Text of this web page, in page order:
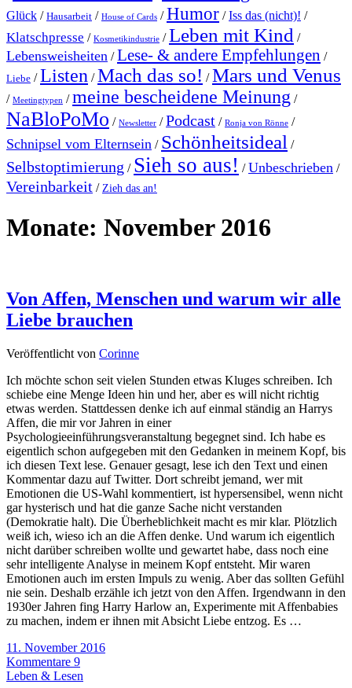
Glück / Hausarbeit / House of Cards /Humor /Iss das (nicht)! /
Klatschpresse / Kosmetikindustrie /Leben mit Kind /
Lebensweisheiten /Lese- & andere Empfehlungen /
Liebe /Listen /Mach das so! /Mars und Venus
/ Meetingtypen /meine bescheidene Meinung /
NaBloPoMo / Newsletter /Podcast / Ronja von Rönne /
Schnipsel vom Elternsein / Schönheitsideal /
Selbstoptimierung / Sieh so aus! /Unbeschrieben /
Vereinbarkeit / Zieh das an!
Monate: November 2016
Von Affen, Menschen und warum wir alle
Liebe brauchen
Veröffentlicht von Corinne
Ich möchte schon seit vielen Stunden etwas Kluges schreiben. Ich
schiebe eine Menge Ideen hin und her, aber es will nicht richtig
etwas werden. Stattdessen denke ich auf einmal ständig an Harrys
Affen, die mir vor Jahren in einer
Psychologieeinführungsveranstaltung begegnet sind. Ich habe es
eigentlich schon aufgegeben mit den Gedanken in meinem Kopf, bis
ich diesen Text lese. Genauer gesagt, lese ich den Text und einen
Kommentar dazu auf Twitter. Dort schreibt jemand, wer mit
Emotionen die US-Wahl kommentiert, ist hypersensibel, wenn nicht
gar hysterisch und hat die ganze Sache nicht verstanden
(Demokratie halt). Die Überheblichkeit macht es mir klar. Plötzlich
weiß ich, wieso ich an die Affen denke. Und warum ich eigentlich
nicht darüber schreiben wollte und gewartet habe, dass noch eine
sehr intelligente Analyse in meinem Kopf entsteht. Mir waren
Emotionen auch im ersten Impuls zu wenig. Aber das sollten Gefühl
nie sein. Deshalb erzähle ich jetzt von den Affen. Irgendwann in den
1930er Jahren fing Harry Harlow an, Experimente mit Affenbabies
zu machen, indem er ihnen mit Absicht Liebe entzog. Es …
11. November 2016
Kommentare 9
Leben & Lesen